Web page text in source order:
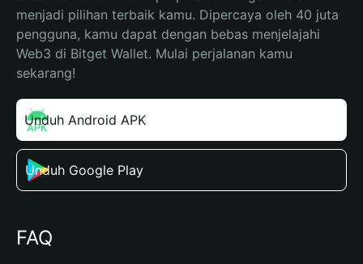
menjadi pilihan terbaik kamu. Dipercaya oleh 40 juta
pengguna, kamu dapat dengan bebas menjelajahi
Web3 di Bitget Wallet. Mulai perjalanan kamu
sekarang!
Unduh Android APK
Unduh Google Play
FAQ